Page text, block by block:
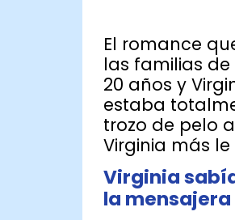
El romance
las familias
20 años y
estaba
trozo de pelo
Virginia más
Virginia
la mensajera